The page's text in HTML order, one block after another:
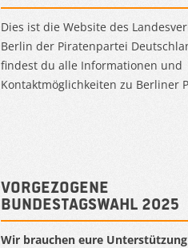
Dies ist die Website des
Berlin der Piratenpartei
findest du alle Informationen und
Kontaktmöglichkeiten zu Berliner
Vorgezogene
Bundestagswahl 2025
Wir brauchen eure Unterstützung